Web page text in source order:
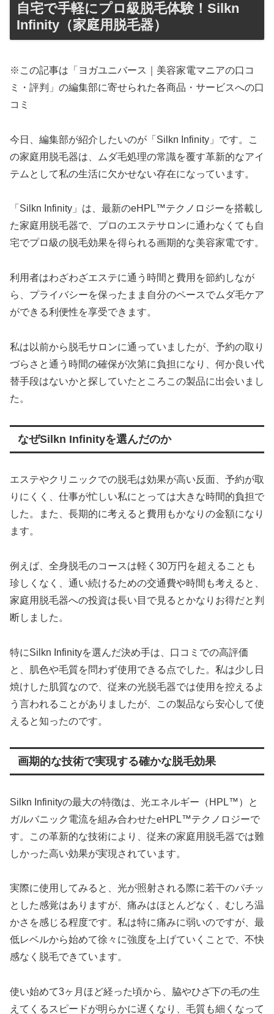
自宅で手軽にプロ級脱毛体験！Silkn
Infinity（家庭用脱毛器）
※この記事は「ヨガユニバース｜美容家電マニアの口コ
ミ・評判」の編集部に寄せられた各商品・サービスへの口
コミ
今日、編集部が紹介したいのが「Silkn Infinity」です。こ
の家庭用脱毛器は、ムダ毛処理の常識を覆す革新的なアイ
テムとして私の生活に欠かせない存在になっています。
「Silkn Infinity」は、最新のeHPL™テクノロジーを搭載し
た家庭用脱毛器で、プロのエステサロンに通わなくても自
宅でプロ級の脱毛効果を得られる画期的な美容家電です。
利用者はわざわざエステに通う時間と費用を節約しなが
ら、プライバシーを保ったまま自分のペースでムダ毛ケア
ができる利便性を享受できます。
私は以前から脱毛サロンに通っていましたが、予約の取り
づらさと通う時間の確保が次第に負担になり、何か良い代
替手段はないかと探していたところこの製品に出会いまし
た。
なぜSilkn Infinityを選んだのか
エステやクリニックでの脱毛は効果が高い反面、予約が取
りにくく、仕事が忙しい私にとっては大きな時間的負担で
した。また、長期的に考えると費用もかなりの金額になり
ます。
例えば、全身脱毛のコースは軽く30万円を超えることも
珍しくなく、通い続けるための交通費や時間も考えると、
家庭用脱毛器への投資は長い目で見るとかなりお得だと判
断しました。
特にSilkn Infinityを選んだ決め手は、口コミでの高評価
と、肌色や毛質を問わず使用できる点でした。私は少し日
焼けした肌質なので、従来の光脱毛器では使用を控えるよ
う言われることがありましたが、この製品なら安心して使
えると知ったのです。
画期的な技術で実現する確かな脱毛効果
Silkn Infinityの最大の特徴は、光エネルギー（HPL™）と
ガルバニック電流を組み合わせたeHPL™テクノロジーで
す。この革新的な技術により、従来の家庭用脱毛器では難
しかった高い効果が実現されています。
実際に使用してみると、光が照射される際に若干のパチッ
とした感覚はありますが、痛みはほとんどなく、むしろ温
かさを感じる程度です。私は特に痛みに弱いのですが、最
低レベルから始めて徐々に強度を上げていくことで、不快
感なく脱毛できています。
使い始めて3ヶ月ほど経った頃から、脇やひざ下の毛の生
えてくるスピードが明らかに遅くなり、毛質も細くなって